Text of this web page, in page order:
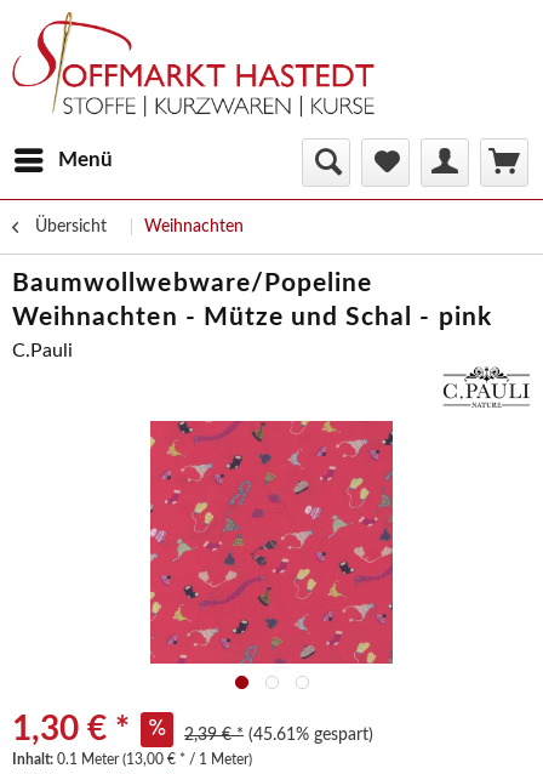
Menü
Übersicht Weihnachten
Baumwollwebware/Popeline
Weihnachten - Mütze und Schal - pink
C.Pauli
1,30 € * 2,39 € * (45.61% gespart)
Inhalt: 0.1 Meter (13,00 € * / 1 Meter)